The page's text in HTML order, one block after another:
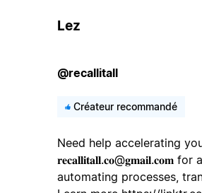
Lez
@recallitall
Créateur recommandé
Need help accelerating
automating processes,